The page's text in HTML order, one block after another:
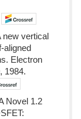
new vertical
aligned
Electron
1984.
Novel 1.2